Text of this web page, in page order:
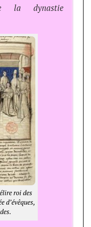
la dynastie
roi des
d’évêques,